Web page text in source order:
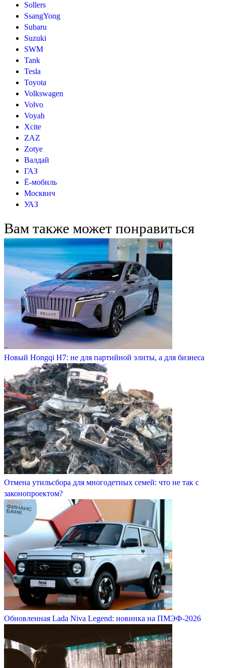
Sollers
SsangYong
Subaru
Suzuki
SWM
Tank
Tesla
Toyota
Volkswagen
Volvo
Voyah
Xcite
ZAZ
Zotye
Валдай
ГАЗ
Ё-мобиль
Москвич
УАЗ
Вам также может понравиться
Новый Hongqi H7: не для партийной элиты, а для бизнеса
Отмена утильсбора для многодетных семей: что не так с
законопроектом?
Обновленная Lada Niva Legend: новинка на ПМЭФ-2026